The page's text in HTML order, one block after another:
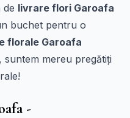
de livrare flori Garoafa
buchet pentru o
florale Garoafa
suntem mereu pregătiți
-